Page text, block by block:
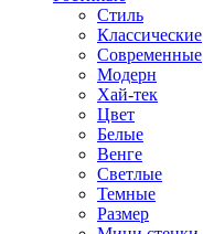
Стиль
Классические
Современные
Модерн
Хай-тек
Цвет
Белые
Венге
Светлые
Темные
Размер